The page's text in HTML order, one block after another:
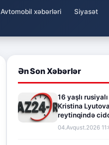
Avtomobil xəbərləri Siyasət
Ən Son Xəbərlər
16 yaşlı
Kristina
reytinqində
irəliləyişə imza
04.Avqust.2026